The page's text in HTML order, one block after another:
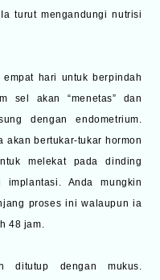
turut mengandungi nutrisi
hari untuk berpindah
sel akan “menetas” dan
dengan endometrium.
bertukar-tukar hormon
melekat pada dinding
Anda mungkin
proses ini walaupun ia
48 jam.
ditutup dengan mukus.